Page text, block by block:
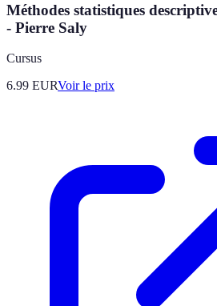
Méthodes statistiques
- Pierre Saly
Cursus
6.99 EURVoir le prix